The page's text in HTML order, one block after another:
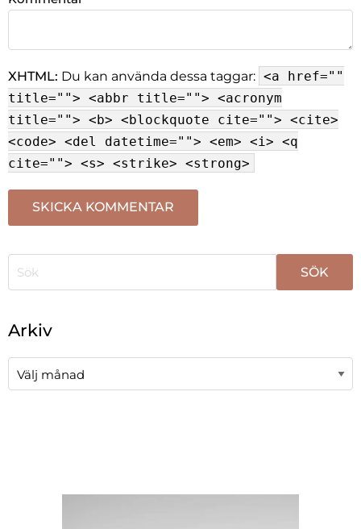
XHTML: Du kan använda dessa taggar: <a href=""
title=""> <abbr title=""> <acronym
title=""> <b> <blockquote cite=""> <cite>
<code> <del datetime=""> <em> <i> <q
cite=""> <s> <strike> <strong>
Arkiv